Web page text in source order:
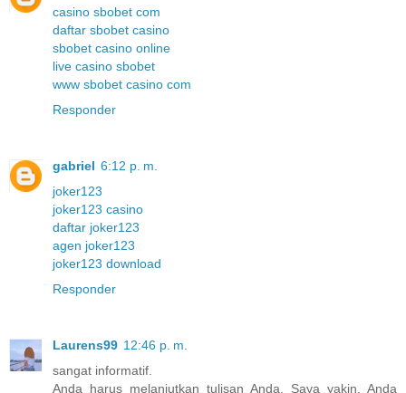
casino sbobet com
daftar sbobet casino
sbobet casino online
live casino sbobet
www sbobet casino com
Responder
gabriel 6:12 p. m.
joker123
joker123 casino
daftar joker123
agen joker123
joker123 download
Responder
Laurens99 12:46 p. m.
sangat informatif.
Anda harus melanjutkan tulisan Anda. Saya yakin, Anda